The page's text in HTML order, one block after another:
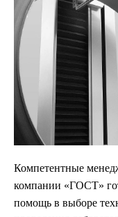
Компетентные
компании «ГОСТ»
помощь в выборе